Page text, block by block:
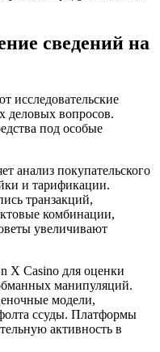
сведений на
исследовательские
деловых вопросов.
под особые
анализ покупательского
и тарификации.
транзакций,
комбинации,
увеличивают
X Casino для оценки
манипуляций.
модели,
ссуды. Платформы
активность в